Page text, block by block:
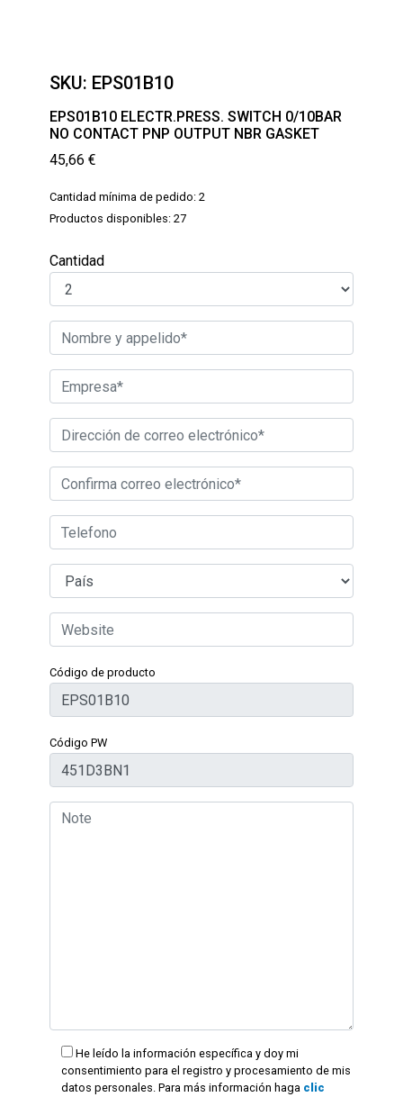
SKU: EPS01B10
EPS01B10 ELECTR.PRESS. SWITCH 0/10BAR
NO CONTACT PNP OUTPUT NBR GASKET
45,66 €
Cantidad mínima de pedido: 2
Productos disponibles: 27
Cantidad
Código de producto
Código PW
He leído la información específica y doy mi
consentimiento para el registro y procesamiento de mis
datos personales. Para más información haga clic